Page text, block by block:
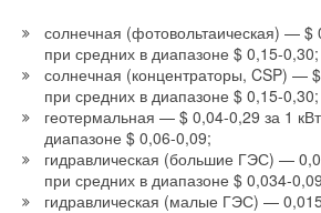
солнечная (фотовольтаическая) — $
при средних в диапазоне $ 0,15-0,30;
солнечная (концентраторы, CSP) —
при средних в диапазоне $ 0,15-0,30;
геотермальная — $ 0,04-0,29 за 1
диапазоне $ 0,06-0,09;
гидравлическая (большие ГЭС) —
при средних в диапазоне $ 0,034-
гидравлическая (малые ГЭС) —